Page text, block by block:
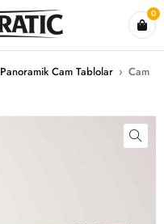
0
Panoramik Cam Tablolar › Cam